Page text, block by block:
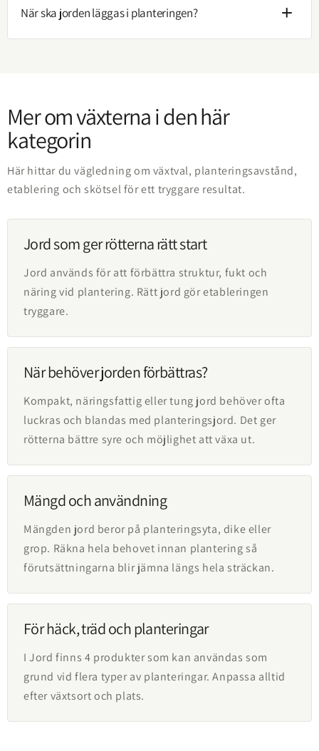
När ska jorden läggas i planteringen?
Mer om växterna i den här
kategorin
Här hittar du vägledning om växtval, planteringsavstånd,
etablering och skötsel för ett tryggare resultat.
Jord som ger rötterna rätt start
Jord används för att förbättra struktur, fukt och
näring vid plantering. Rätt jord gör etableringen
tryggare.
När behöver jorden förbättras?
Kompakt, näringsfattig eller tung jord behöver ofta
luckras och blandas med planteringsjord. Det ger
rötterna bättre syre och möjlighet att växa ut.
Mängd och användning
Mängden jord beror på planteringsyta, dike eller
grop. Räkna hela behovet innan plantering så
förutsättningarna blir jämna längs hela sträckan.
För häck, träd och planteringar
I Jord finns 4 produkter som kan användas som
grund vid flera typer av planteringar. Anpassa alltid
efter växtsort och plats.